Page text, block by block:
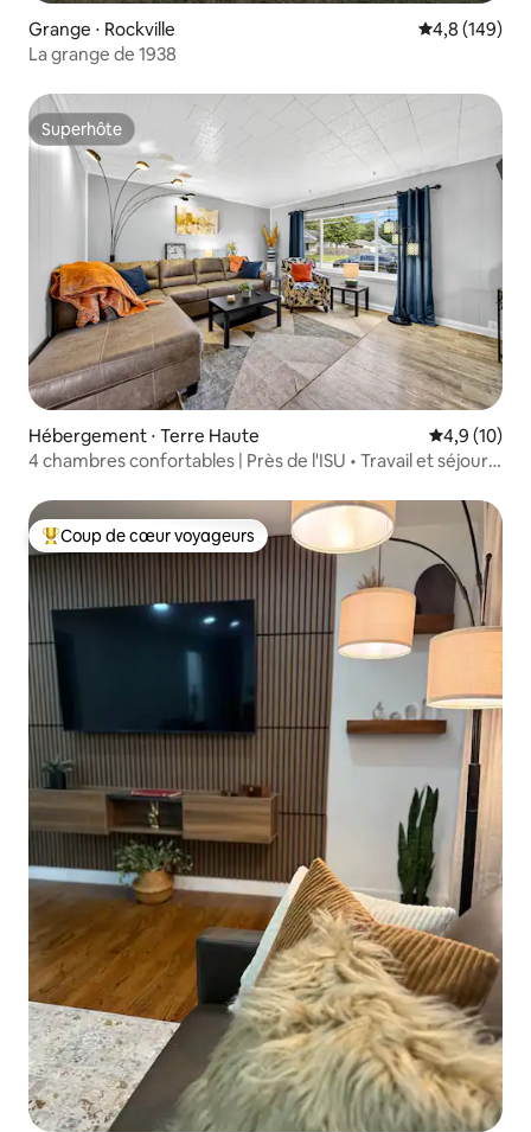
Grange ⋅ Rockville Évaluation
4,8 (149)
La grange de 1938
Superhôte
Superhôte
Hébergement ⋅ Terre Haute Évaluation
4,9 (10)
4 chambres confortables | Près de l'ISU • Travail et séjours
Coups de cœur voyageurs les plus appréciés
Coup de cœur voyageurs